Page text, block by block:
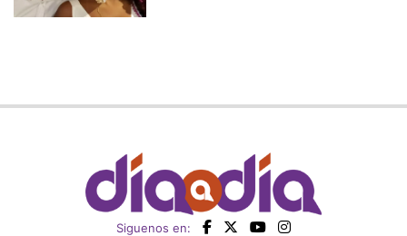
Siguenos en: